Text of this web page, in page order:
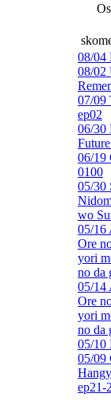
08/04
08/02
07/09
ep02
06/30
06/19
0100
05/30
wo
05/16
Ore
yori
no da
05/14
Ore
yori
no da
05/10
05/09
ep21-